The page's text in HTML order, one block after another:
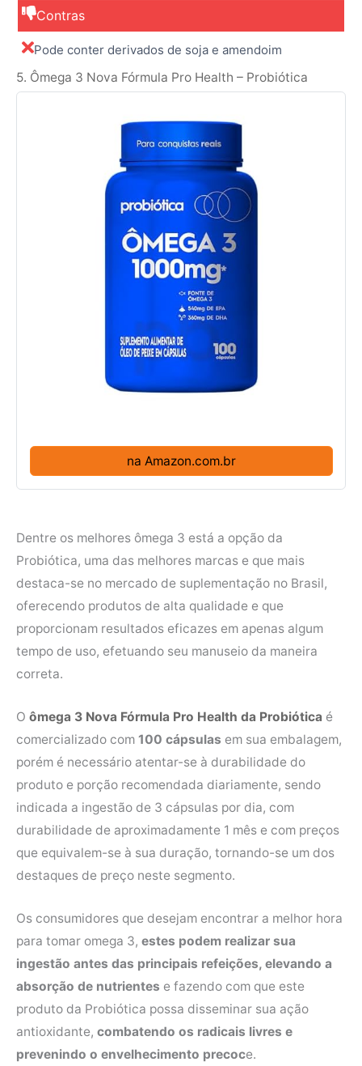
Contras
Pode conter derivados de soja e amendoim
5. Ômega 3 Nova Fórmula Pro Health – Probiótica
na Amazon.com.br
Dentre os melhores ômega 3 está a opção da
Probiótica, uma das melhores marcas e que mais
destaca-se no mercado de suplementação no Brasil,
oferecendo produtos de alta qualidade e que
proporcionam resultados eficazes em apenas algum
tempo de uso, efetuando seu manuseio da maneira
correta.
O ômega 3 Nova Fórmula Pro Health da Probiótica é
comercializado com 100 cápsulas em sua embalagem,
porém é necessário atentar-se à durabilidade do
produto e porção recomendada diariamente, sendo
indicada a ingestão de 3 cápsulas por dia, com
durabilidade de aproximadamente 1 mês e com preços
que equivalem-se à sua duração, tornando-se um dos
destaques de preço neste segmento.
Os consumidores que desejam encontrar a melhor hora
para tomar omega 3, estes podem realizar sua
ingestão antes das principais refeições, elevando a
absorção de nutrientes e fazendo com que este
produto da Probiótica possa disseminar sua ação
antioxidante, combatendo os radicais livres e
prevenindo o envelhecimento precoce.